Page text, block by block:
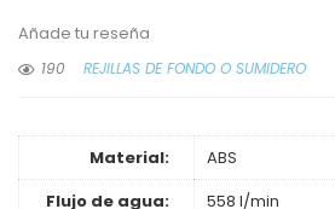
Añade tu reseña
190
REJILLAS DE FONDO O SUMIDERO
Material:
ABS
Flujo de agua:
558 l/min